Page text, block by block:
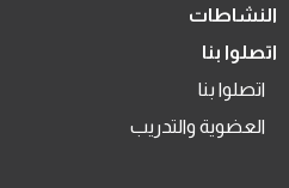
النشاطات
اتصلوا بنا
اتصلوا بنا
العضوية والتدريب